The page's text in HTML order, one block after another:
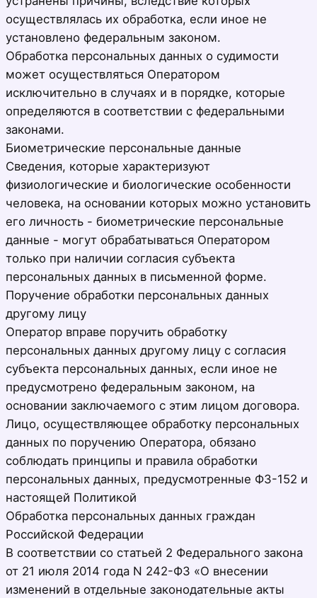
осуществлялась их обработка, если иное не
установлено федеральным законом.
Обработка персональных данных о судимости
может осуществляться Оператором
исключительно в случаях и в порядке, которые
определяются в соответствии с федеральными
законами.
Биометрические персональные данные
Сведения, которые характеризуют
физиологические и биологические особенности
человека, на основании которых можно установить
его личность - биометрические персональные
данные - могут обрабатываться Оператором
только при наличии согласия субъекта
персональных данных в письменной форме.
Поручение обработки персональных данных
другому лицу
Оператор вправе поручить обработку
персональных данных другому лицу с согласия
субъекта персональных данных, если иное не
предусмотрено федеральным законом, на
основании заключаемого с этим лицом договора.
Лицо, осуществляющее обработку персональных
данных по поручению Оператора, обязано
соблюдать принципы и правила обработки
персональных данных, предусмотренные ФЗ-152 и
настоящей Политикой
Обработка персональных данных граждан
Российской Федерации
В соответствии со статьей 2 Федерального закона
от 21 июля 2014 года N 242-ФЗ «О внесении
изменений в отдельные законодательные акты